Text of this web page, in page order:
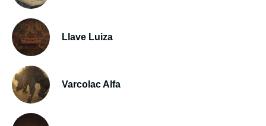
Llave Luiza
Varcolac Alfa